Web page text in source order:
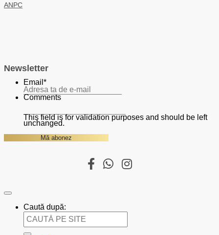
ANPC
Newsletter
Email *
Comments
This field is for validation purposes and should be left
unchanged.
Caută după: